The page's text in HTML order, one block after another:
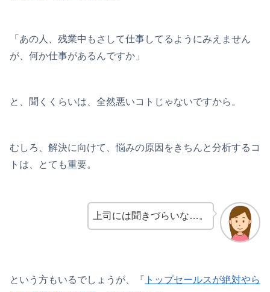
「あの人、残業中もさして仕事してるようにみえません
が、何か仕事があるんですか」
と、聞くくらいは、全然悪いコトじゃないですから。
むしろ、解決に向けて、悩みの原因をきちんと分析するコ
トは、とても重要。
上司には聞きづらいな…。
という方もいるでしょうが、『 トップセールスが絶対やら